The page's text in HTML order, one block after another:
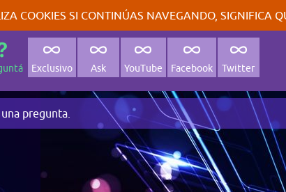
COOKIES SI CONTINÚAS NAVEGANDO, SIGNIFICA
Exclusivo Ask YouTube Facebook Twitter
pregunta.